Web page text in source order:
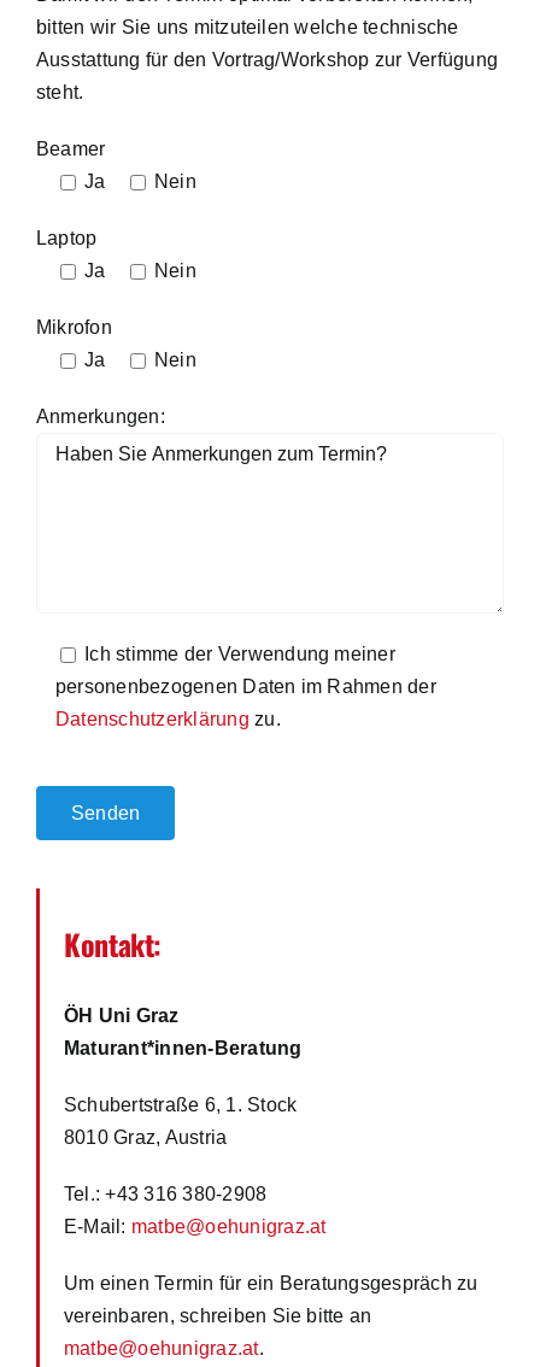
bitten wir Sie uns mitzuteilen welche technische
Ausstattung für den Vortrag/Workshop zur Verfügung
steht.
Beamer
Ja
Nein
Laptop
Ja
Nein
Mikrofon
Ja
Nein
Anmerkungen:
Ich stimme der Verwendung meiner
personenbezogenen Daten im Rahmen der
Datenschutzerklärungzu.
lasse
dieses
Kontakt:
ÖH Uni Graz
Maturant*innen-Beratung
Schubertstraße 6, 1. Stock
8010 Graz, Austria
Tel.: +43 316 380-2908
E-Mail: matbe@oehunigraz.at
Um einen Termin für ein Beratungsgespräch zu
vereinbaren, schreiben Sie bitte an
matbe@oehunigraz.at.